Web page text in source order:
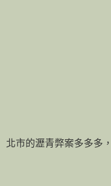
北市的瀝青弊案多多多